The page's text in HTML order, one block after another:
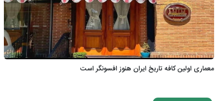
معماری اولین کافه تاریخ ایران هنوز افسونگر است